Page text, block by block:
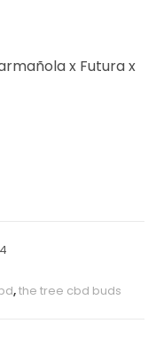
x Futura x
,the tree cbd buds